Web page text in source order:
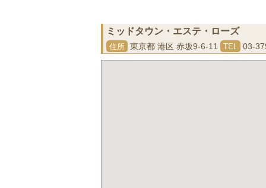
ミッドタウン・エステ・ローズ
住所 東京都 港区 赤坂9-6-11 TEL 03-